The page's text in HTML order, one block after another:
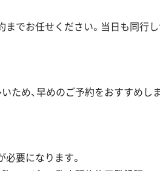
でお任せください。当日も同行し
ため、早めのご予約をおすすめしま
要になります。